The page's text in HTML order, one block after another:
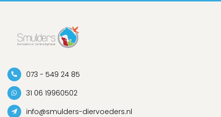
073 - 549 24 85
31 06 19960502
info@smulders-diervoeders.nl